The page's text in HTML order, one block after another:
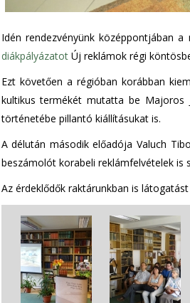
Idén rendezvényünk középpontjában
diákpályázatotÚj reklámok régi
Ezt követően a régióban korábban
kultikus termékét mutatta be Majoros
történetébe pillantó kiállításukat is.
A délután második előadója Valuch
beszámolót korabeli reklámfelvételek is
Az érdeklődők raktárunkban is